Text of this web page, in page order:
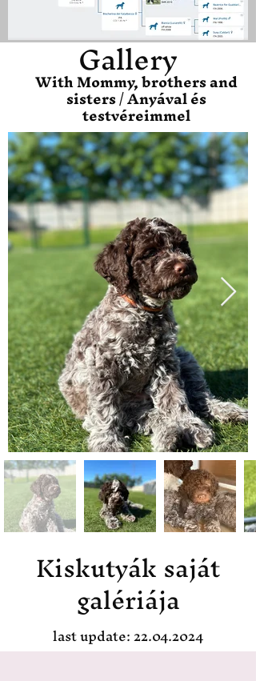
Gallery
With Mommy, brothers and
sisters / Anyával és
testvéreimmel
Kiskutyák saját
galériája
last update:22.04.2024